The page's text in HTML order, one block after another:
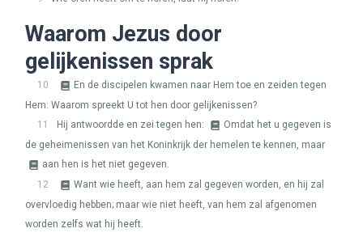
Waarom Jezus door
gelijkenissen sprak
10
En de discipelen kwamen naar Hem toe en zeiden tegen
Hem: Waarom spreekt U tot hen door gelijkenissen?
11
Hij antwoordde en zei tegen hen:
Omdat het u gegeven is
de geheimenissen van het Koninkrijk der hemelen te kennen, maar
aan hen is het niet gegeven.
12
Want wie heeft, aan hem zal gegeven worden, en hij zal
overvloedig hebben; maar wie niet heeft, van hem zal afgenomen
worden zelfs wat hij heeft.